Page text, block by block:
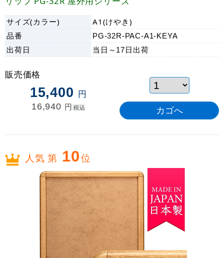
サイズ(カラー)
A1(けやき)
品番
PG-32R-PAC-A1-KEYA
出荷日 当日～17日 出荷
販売価格
15,400 円
16,940 円 税込
人気 第 10位